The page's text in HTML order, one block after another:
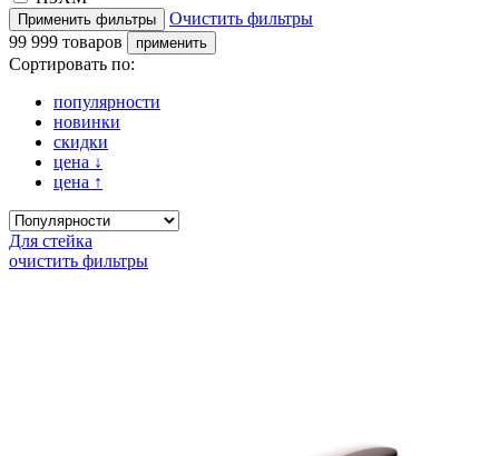
Очистить фильтры
99 999 товаров
Сортировать по:
популярности
новинки
скидки
цена ↓
цена ↑
Для стейка
очистить фильтры